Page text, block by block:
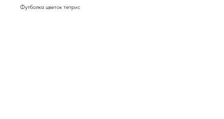
Футболка цветок тетрис